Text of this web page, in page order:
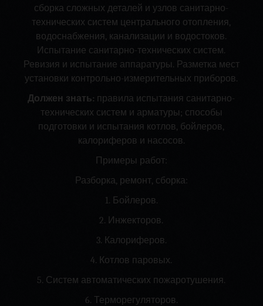
сборка сложных деталей и узлов санитарно-
технических систем центрального отопления,
водоснабжения, канализации и водостоков.
Испытание санитарно-технических систем.
Ревизия и испытание аппаратуры. Разметка мест
установки контрольно-измерительных приборов.
Должен знать: правила испытания санитарно-
технических систем и арматуры; способы
подготовки и испытания котлов, бойлеров,
калориферов и насосов.
Примеры работ:
Разборка, ремонт, сборка:
1. Бойлеров.
2. Инжекторов.
3. Калориферов.
4. Котлов паровых.
5. Систем автоматических пожаротушения.
6. Терморегуляторов.